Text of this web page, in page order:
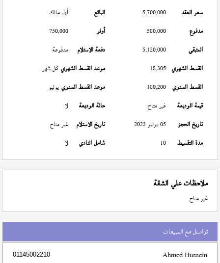
سعر العقد
5,700,000 البائع
أول مالك
مدفوع
580,000 أوفر
750,000
المتبقي
5,120,000 دفعة الاستلام
مدفوعة
القسط الشهري 18,305 موعد القسط الشهري كل شهر
القسط السنوي 180,200 موعد القسط السنوي يوليو
قيمة الوديعة
غير متاح حالة الوديعة
لا
تاريخ الحجز
05 يوليو 2023 تاريخ الاستلام
غير متاح
مدة التقسيط
10 شامل النادي لا
ملاحظات علي الشقة
غير متاح
تواصل مع المبيعات
Ahmed Hussein
01145002210